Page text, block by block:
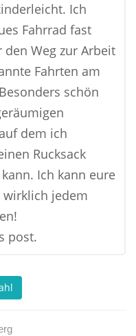
Ich
Fahrrad fast
Weg zur Arbeit
Fahrten am
schön
dem ich
Rucksack
Ich kann eure
jedem
post.